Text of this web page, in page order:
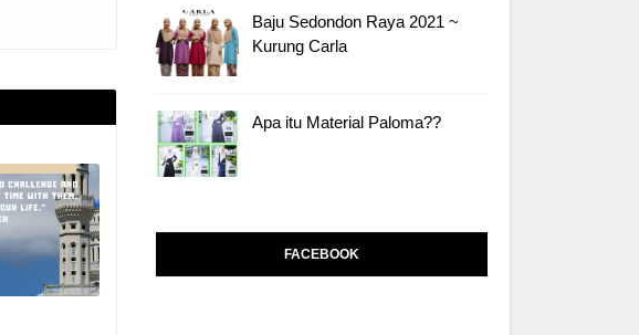
Baju Sedondon Raya 2021 ~
Kurung Carla
Apa itu Material Paloma??
FACEBOOK